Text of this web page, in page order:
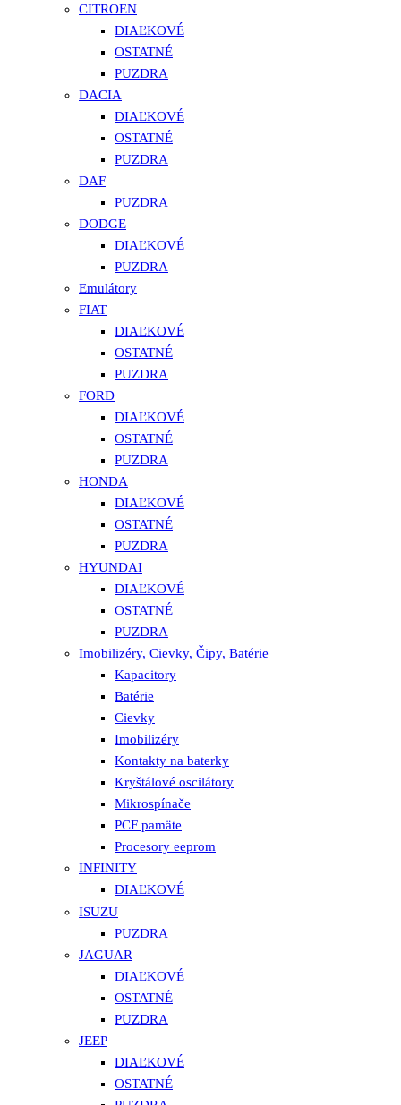
CITROEN
DIAĽKOVÉ
OSTATNÉ
PUZDRA
DACIA
DIAĽKOVÉ
OSTATNÉ
PUZDRA
DAF
PUZDRA
DODGE
DIAĽKOVÉ
PUZDRA
Emulátory
FIAT
DIAĽKOVÉ
OSTATNÉ
PUZDRA
FORD
DIAĽKOVÉ
OSTATNÉ
PUZDRA
HONDA
DIAĽKOVÉ
OSTATNÉ
PUZDRA
HYUNDAI
DIAĽKOVÉ
OSTATNÉ
PUZDRA
Imobilizéry, Cievky, Čipy, Batérie
Kapacitory
Batérie
Cievky
Imobilizéry
Kontakty na baterky
Kryštálové oscilátory
Mikrospínače
PCF pamäte
Procesory eeprom
INFINITY
DIAĽKOVÉ
ISUZU
PUZDRA
JAGUAR
DIAĽKOVÉ
OSTATNÉ
PUZDRA
JEEP
DIAĽKOVÉ
OSTATNÉ